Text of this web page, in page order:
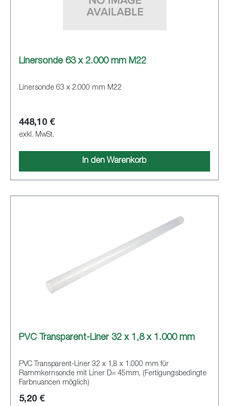
Linersonde 63 x 2.000 mm M22
Linersonde 63 x 2.000 mm M22
448,10 €
exkl. MwSt.
In den Warenkorb
PVC Transparent-Liner 32 x 1,8 x 1.000 mm
PVC Transparent-Liner 32 x 1,8 x 1.000 mm für
Rammkernsonde mit Liner D= 45mm, (Fertigungsbedingte
Farbnuancen möglich)
5,20 €